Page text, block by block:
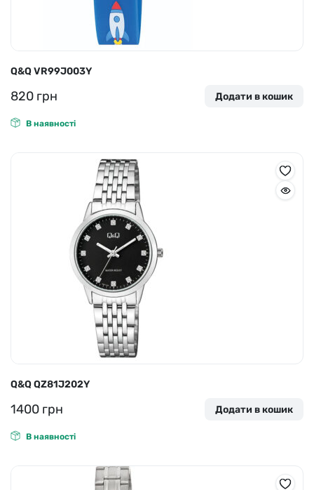
Q&Q VR99J003Y
820 грн Додати в кошик
В наявності
Q&Q QZ81J202Y
1400 грн Додати в кошик
В наявності